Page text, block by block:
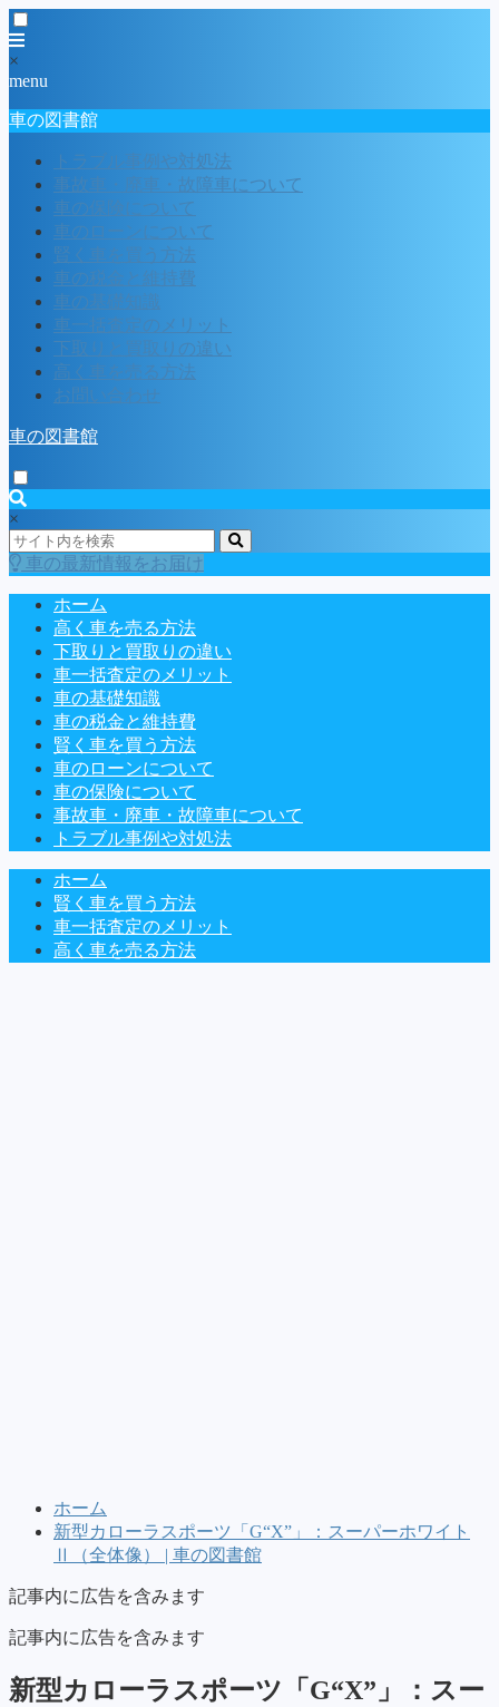
×
menu
車の図書館
トラブル事例や対処法
事故車・廃車・故障車について
車の保険について
車のローンについて
賢く車を買う方法
車の税金と維持費
車の基礎知識
車一括査定のメリット
下取りと買取りの違い
高く車を売る方法
お問い合わせ
車の図書館
×
車の最新情報をお届け
ホーム
高く車を売る方法
下取りと買取りの違い
車一括査定のメリット
車の基礎知識
車の税金と維持費
賢く車を買う方法
車のローンについて
車の保険について
事故車・廃車・故障車について
トラブル事例や対処法
ホーム
賢く車を買う方法
車一括査定のメリット
高く車を売る方法
ホーム
新型カローラスポーツ「G“X”」：スーパーホワイト
Ⅱ（全体像） | 車の図書館
記事内に広告を含みます
記事内に広告を含みます
新型カローラスポーツ「G“X”」：スー